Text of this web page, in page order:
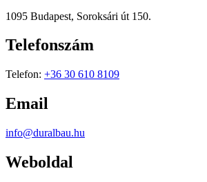
1095 Budapest, Soroksári út 150.
Telefonszám
Telefon: +36 30 610 8109
Email
info@duralbau.hu
Weboldal